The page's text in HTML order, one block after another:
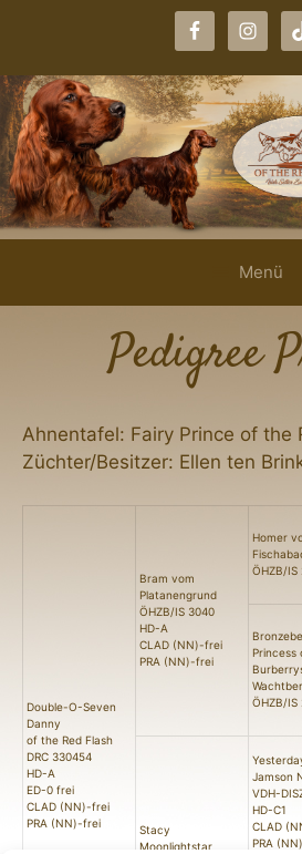
Menü
Pedigree
Ahnentafel: Fairy Prince of the
Züchter/Besitzer: Ellen ten
Double-O-Seven
Danny
of the Red Flash
DRC 330454
HD-A
ED-0 frei
CLAD (NN)-frei
PRA (NN)-frei
Bram vom
Platanengrund
ÖHZB/IS 3040
HD-A
CLAD (NN)-frei
PRA (NN)-frei
Homer
ÖHZB/IS
Princess
ÖHZB/IS
Stacy
Moonlightstar
Jamson
VDH-
HD-C1
CLAD
PRA